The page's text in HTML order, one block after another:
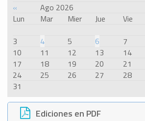
« Ago 2026
Lun
Mar Mier Jue Vie
3
4 5 6 7
10
11 12 13 14
17
18 19 20 21
24
25 26 27 28
31
Ediciones en PDF